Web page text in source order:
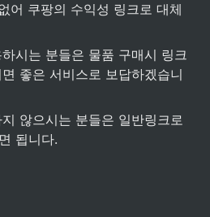
어 쿠팡의 수익성 링크로 대체
시는 분들은 물품 구매시 링크
좋은 서비스로 보답하겠습니
않으시는 분들은 일반링크로
됩니다.